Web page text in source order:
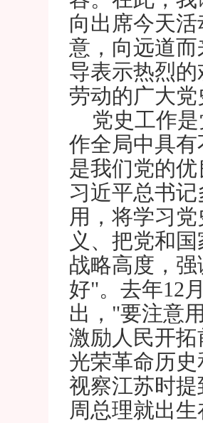
向出席今天
意，向远道
导表示热烈
劳动的广大
党史工作是
作全局中具
是我们党的
习近平总书
用，将学习
义、把党和
战略高度，
好"。去年12
出，"要注意
激励人民开
光荣革命历
视察江苏时
周总理就出